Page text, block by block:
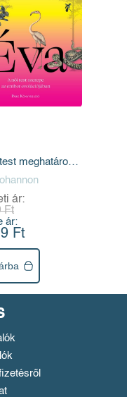
meghatározó
az ember
ár:
Ft
ár:
Ft